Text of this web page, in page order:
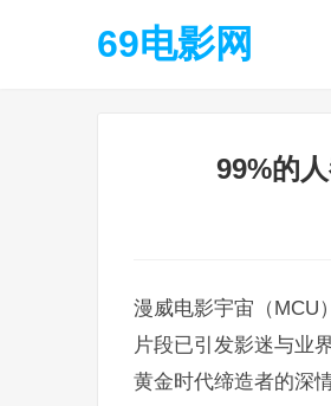
69电影网
99%的
漫威电影宇宙（MCU
片段已引发影迷与业
黄金时代缔造者的深